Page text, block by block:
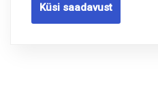
Küsi saadavust